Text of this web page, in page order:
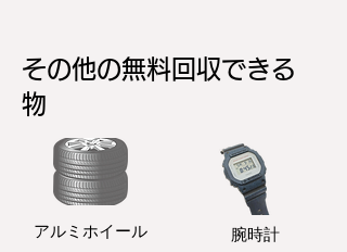
その他の無料回収できる
物
アルミホイール ​腕時計